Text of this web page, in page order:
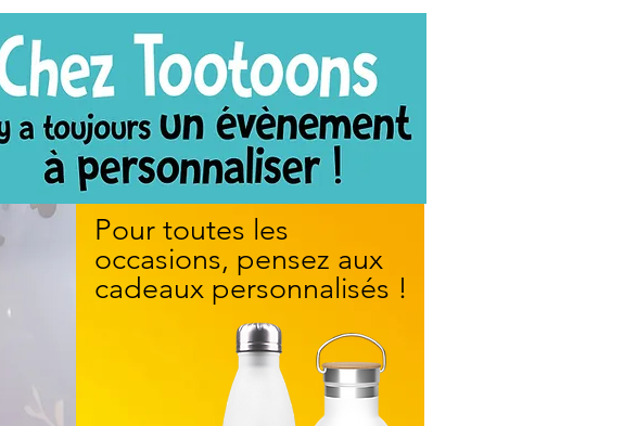
Pour toutes les
occasions, pensez aux
cadeaux personnalisés !